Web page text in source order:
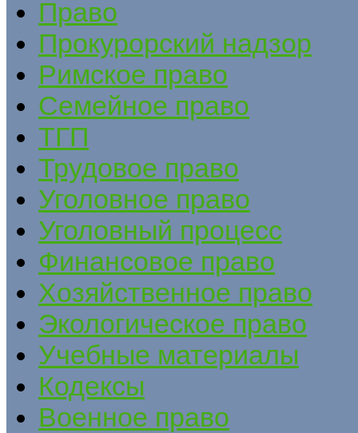
Право
Прокурорский надзор
Римское право
Семейное право
ТГП
Трудовое право
Уголовное право
Уголовный процесс
Финансовое право
Хозяйственное право
Экологическое право
Учебные материалы
Кодексы
Военное право